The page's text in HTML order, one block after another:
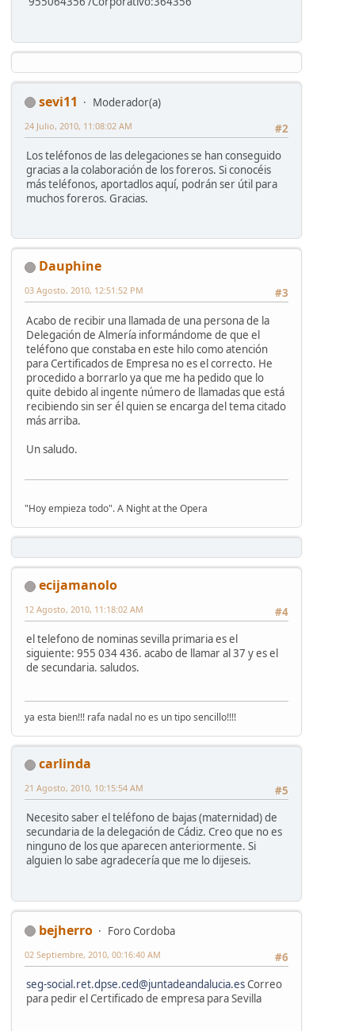
sevi11
Moderador(a)
#2
24 Julio, 2010, 11:08:02 AM
Los teléfonos de las delegaciones se han conseguido
gracias a la colaboración de los foreros. Si conocéis
más teléfonos, aportadlos aquí, podrán ser útil para
muchos foreros. Gracias.
Dauphine
#3
03 Agosto, 2010, 12:51:52 PM
Acabo de recibir una llamada de una persona de la
Delegación de Almería informándome de que el
teléfono que constaba en este hilo como atención
para Certificados de Empresa no es el correcto. He
procedido a borrarlo ya que me ha pedido que lo
quite debido al ingente número de llamadas que está
recibiendo sin ser él quien se encarga del tema citado
más arriba.
Un saludo.
"Hoy empieza todo". A Night at the Opera
ecijamanolo
#4
12 Agosto, 2010, 11:18:02 AM
el telefono de nominas sevilla primaria es el
siguiente: 955 034 436. acabo de llamar al 37 y es el
de secundaria. saludos.
ya esta bien!!! rafa nadal no es un tipo sencillo!!!!
carlinda
#5
21 Agosto, 2010, 10:15:54 AM
Necesito saber el teléfono de bajas (maternidad) de
secundaria de la delegación de Cádiz. Creo que no es
ninguno de los que aparecen anteriormente. Si
alguien lo sabe agradecería que me lo dijeseis.
bejherro
Foro Cordoba
#6
02 Septiembre, 2010, 00:16:40 AM
seg-social.ret.dpse.ced@juntadeandalucia.esCorreo
para pedir el Certificado de empresa para Sevilla